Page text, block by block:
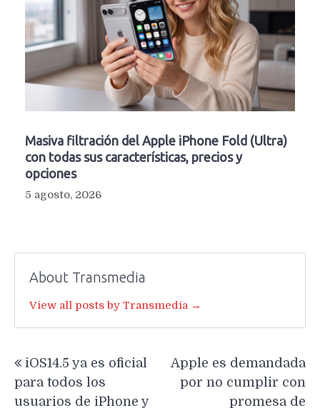
Masiva filtración del Apple iPhone Fold (Ultra)
con todas sus características, precios y
opciones
5 agosto, 2026
About Transmedia
View all posts by Transmedia →
de
entradas
iOS14.5 ya es oficial
para todos los
usuarios de iPhone y
Apple es demandada
por no cumplir con
promesa de